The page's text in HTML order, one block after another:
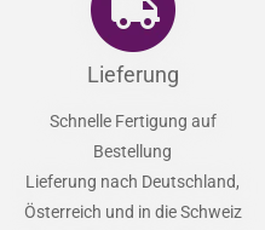
Lieferung
Schnelle Fertigung auf
Bestellung
Lieferung nach Deutschland,
Österreich und in die Schweiz